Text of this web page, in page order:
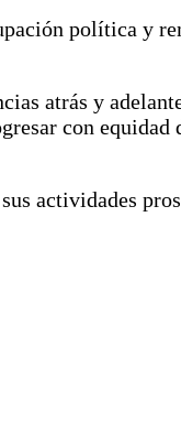
política y
atrás y
con equidad
actividades